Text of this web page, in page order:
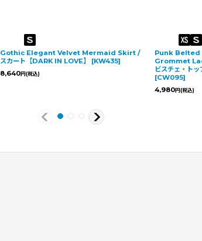
Gothic Elegant Velvet Mermaid Skirt /
スカート【DARK IN LOVE】
[KW435]
8,640円(税込)
Punk
Grommet
ビスチェ・ト
[CW095]
4,980円 (税込)